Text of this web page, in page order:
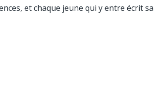
et chaque jeune qui y entre écrit